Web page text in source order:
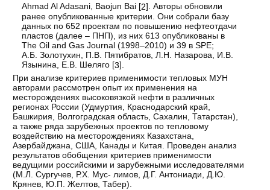
Ahmad Al Adasani, Baojun Bai [2]. Авторы обновили
ранее опубликованные критерии. Они собрали базу
данных по 652 проектам по повышению нефтеотдачи
пластов (далее – ПНП), из них 613 опубликованы в
The Oil and Gas Journal (1998–2010) и 39 в SPE;
А.Б. Золотухин, П.В. Пятибратов, Л.Н. Назарова, И.В.
Язынина, Е.В. Шеляго [3].
При анализе критериев применимости тепловых МУН
авторами рассмотрен опыт их применения на
месторождениях высоковязкой нефти в различных
регионах России (Удмуртия, Краснодарский край,
Башкирия, Волгоградская область, Сахалин, Татарстан),
а также ряда зарубежных проектов по тепловому
воздействию на месторождениях Казахстана,
Азербайджана, США, Канады и Китая. Проведен анализ
результатов обобщения критериев применимости
ведущими российскими и зарубежными исследователями
(М.Л. Сургучев, Р.Х. Мус- лимов, Д.Г. Антониади, Д.Ю.
Крянев, Ю.П. Желтов, Табер).